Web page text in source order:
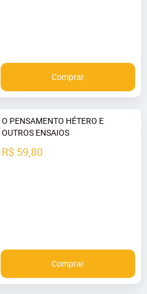
Comprar
O PENSAMENTO HÉTERO E
OUTROS ENSAIOS
R$ 59,80
Comprar